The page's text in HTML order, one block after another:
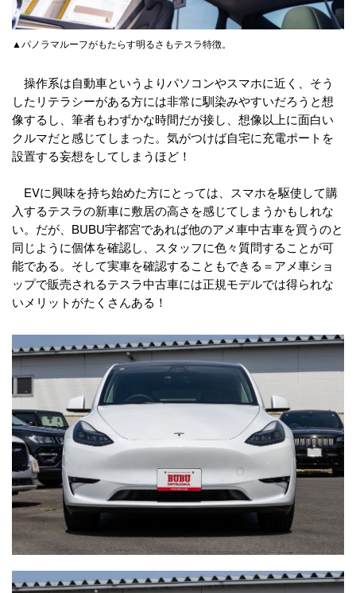
▲パノラマルーフがもたらす明るさもテスラ特徴。
操作系は自動車というよりパソコンやスマホに近く、そう
したリテラシーがある方には非常に馴染みやすいだろうと想
像するし、筆者もわずかな時間だが接し、想像以上に面白い
クルマだと感じてしまった。気がつけば自宅に充電ポートを
設置する妄想をしてしまうほど！
EVに興味を持ち始めた方にとっては、スマホを駆使して購
入するテスラの新車に敷居の高さを感じてしまうかもしれな
い。だが、BUBU宇都宮であれば他のアメ車中古車を買うのと
同じように個体を確認し、スタッフに色々質問することが可
能である。そして実車を確認することもできる＝アメ車ショ
ップで販売されるテスラ中古車には正規モデルでは得られな
いメリットがたくさんある！